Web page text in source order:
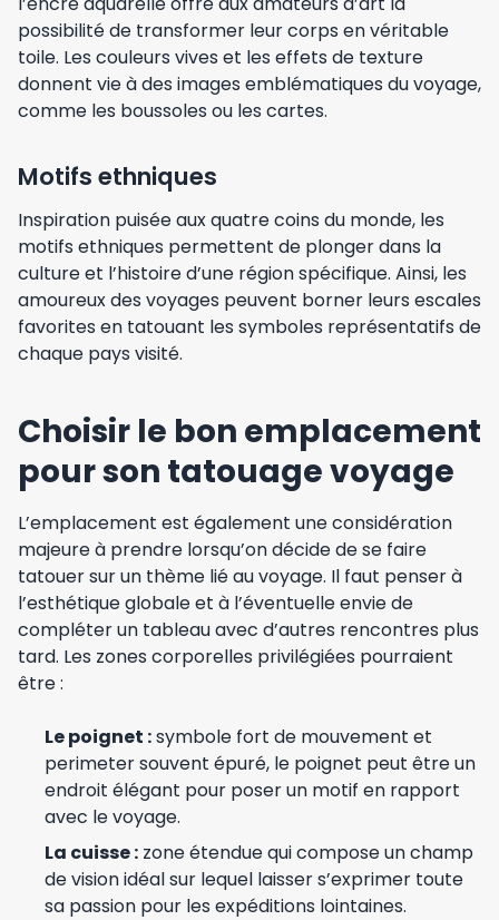
possibilité de transformer leur corps en véritable
toile. Les couleurs vives et les effets de texture
donnent vie à des images emblématiques du voyage,
comme les boussoles ou les cartes.
Motifs ethniques
Inspiration puisée aux quatre coins du monde, les
motifs ethniques permettent de plonger dans la
culture et l’histoire d’une région spécifique. Ainsi, les
amoureux des voyages peuvent borner leurs escales
favorites en tatouant les symboles représentatifs de
chaque pays visité.
Choisir le bon emplacement
pour son tatouage voyage
L’emplacement est également une considération
majeure à prendre lorsqu’on décide de se faire
tatouer sur un thème lié au voyage. Il faut penser à
l’esthétique globale et à l’éventuelle envie de
compléter un tableau avec d’autres rencontres plus
tard. Les zones corporelles privilégiées pourraient
être :
Le poignet :symbole fort de mouvement et
perimeter souvent épuré, le poignet peut être un
endroit élégant pour poser un motif en rapport
avec le voyage.
La cuisse : zone étendue qui compose un champ
de vision idéal sur lequel laisser s’exprimer toute
sa passion pour les expéditions lointaines.